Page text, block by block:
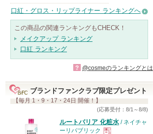
口紅・グロス・リップライナー ランキングへ
この商品の関連ランキングもCHECK！
メイクアップ ランキング
口紅 ランキング
? @cosmeのランキングとは
ブランドファンクラブ限定プレゼント
【毎月 1・9・17・24日 開催！】
(応募受付：8/1～8/8)
ルートバリア 化粧水 / ネイチャ
ーリパブリック